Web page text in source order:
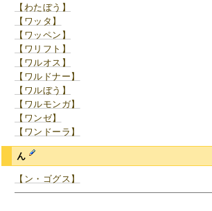
【わたぼう】
【ワッタ】
【ワッペン】
【ワリフト】
【ワルオス】
【ワルドナー】
【ワルぼう】
【ワルモンガ】
【ワンゼ】
【ワンドーラ】
ん
【ン・ゴグス】